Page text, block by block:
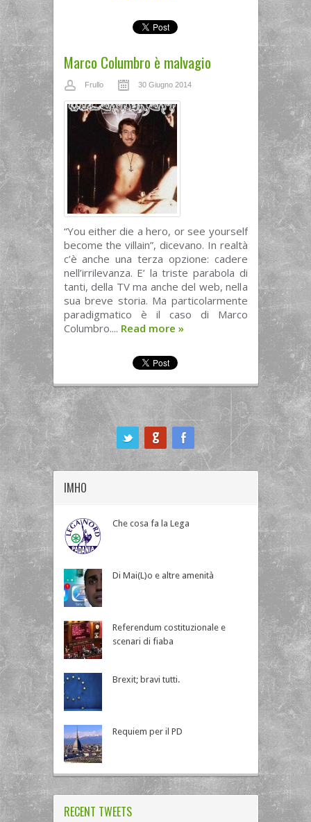
Marco Columbro è malvagio
Frullo 30 Giugno 2014
“You either die a hero, or see yourself
become the villain”, dicevano. In realtà
c’è anche una terza opzione: cadere
nell’irrilevanza. E’ la triste parabola di
tanti, della TV ma anche del web, nella
sua breve storia. Ma particolarmente
paradigmatico è il caso di Marco
Columbro.... Read more »
IMHO
Che cosa fa la Lega
Di Mai(L)o e altre amenità
Referendum costituzionale e
scenari di fiaba
Brexit; bravi tutti.
Requiem per il PD
RECENT TWEETS